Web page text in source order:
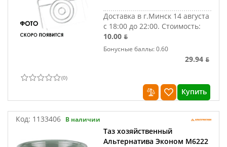
Доставка в г.Минск 14 августа
с 18:00 до 22:00. Стоимость:
10.00 ƃ
Бонусные баллы: 0.60
29.94 ƃ
(0)
Купить
Код: 1133406 В наличии
Таз хозяйственный
Альтернатива Эконом М6222